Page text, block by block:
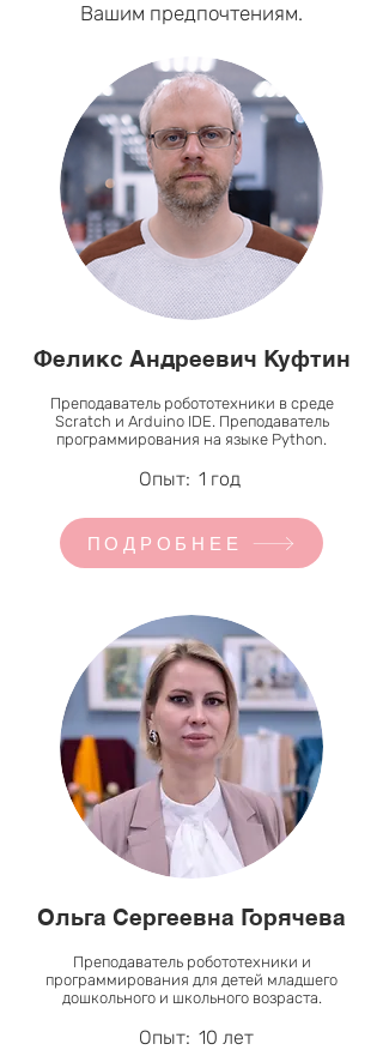
Вашим предпочтениям.
Феликс Андреевич Куфтин
Преподаватель робототехники в среде
Scratch и Arduino IDE. Преподаватель
программирования на языке Python.
Опыт: 1 год
ПОДРОБНЕЕ
Ольга Сергеевна Горячева
Преподаватель робототехники и
программирования для детей младшего
дошкольного и школьного возраста.
Опыт: 10 лет